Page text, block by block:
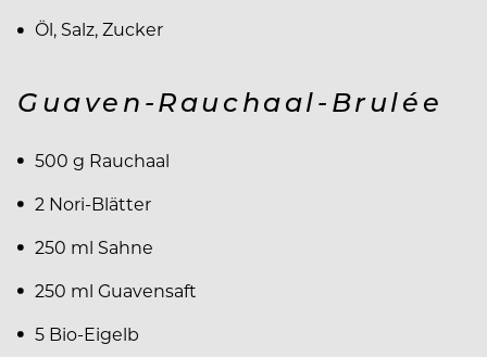
Öl, Salz, Zucker
Guaven-Rauchaal-Brulée
500 g Rauchaal
2 Nori-Blätter
250 ml Sahne
250 ml Guavensaft
5 Bio-Eigelb